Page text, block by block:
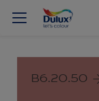
B6.20.50